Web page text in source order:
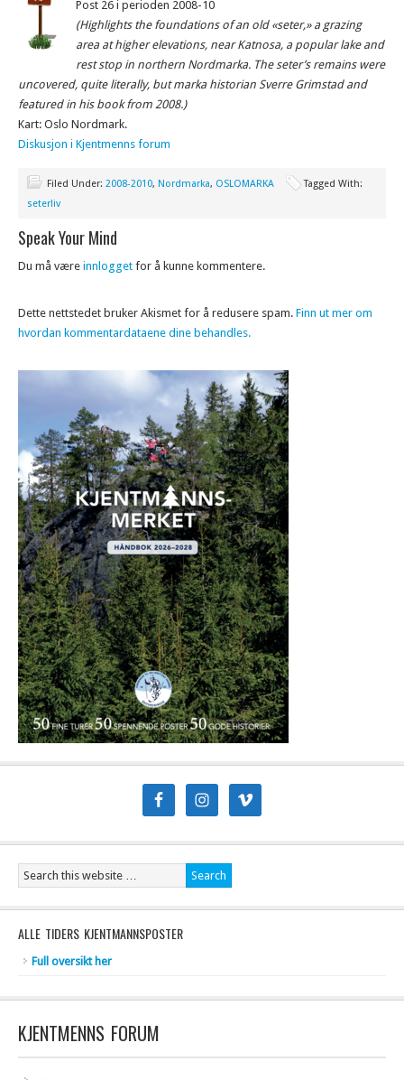
Post 26 i perioden 2008-10
(Highlights the foundations of an old «seter,» a grazing
area at higher elevations, near Katnosa, a popular lake and
rest stop in northern Nordmarka. The seter’s remains were
uncovered, quite literally, but marka historian Sverre Grimstad and
featured in his book from 2008.)
Kart: Oslo Nordmark.
Diskusjon i Kjentmenns forum
Filed Under: 2008-2010, Nordmarka, OSLOMARKA
Tagged With:
seterliv
Speak Your Mind
Du må være innlogget for å kunne kommentere.
Dette nettstedet bruker Akismet for å redusere spam. Finn ut mer om
hvordan kommentardataene dine behandles.
ALLE TIDERS KJENTMANNSPOSTER
Full oversikt her
KJENTMENNS FORUM